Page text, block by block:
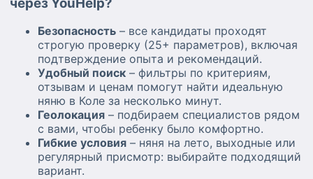
Безопасность – все кандидаты проходят
строгую проверку (25+ параметров), включая
подтверждение опыта и рекомендаций.
Удобный поиск – фильтры по критериям,
отзывам и ценам помогут найти идеальную
няню в Коле за несколько минут.
Геолокация – подбираем специалистов рядом
с вами, чтобы ребенку было комфортно.
Гибкие условия – няня на лето, выходные или
регулярный присмотр: выбирайте подходящий
вариант.